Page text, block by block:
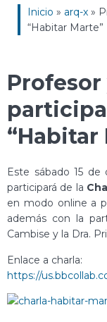
Inicio » arq-x »
“Habitar Marte”
“Habitar
Este sábado 15
participará de la
en modo online a
además con la
Cambise y la Dra.
Enlace a charla:
https://